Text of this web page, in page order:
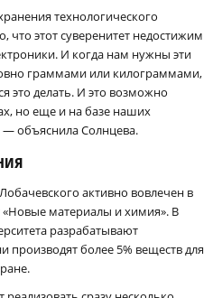
технологического
что этот суверенитет недостижим
И когда нам нужны эти
граммами или килограммами,
это делать. И это возможно
но еще и на базе наших
— объяснила Солнцева.
активно вовлечен в
материалы и химия». В
разрабатывают
более 5% веществ для